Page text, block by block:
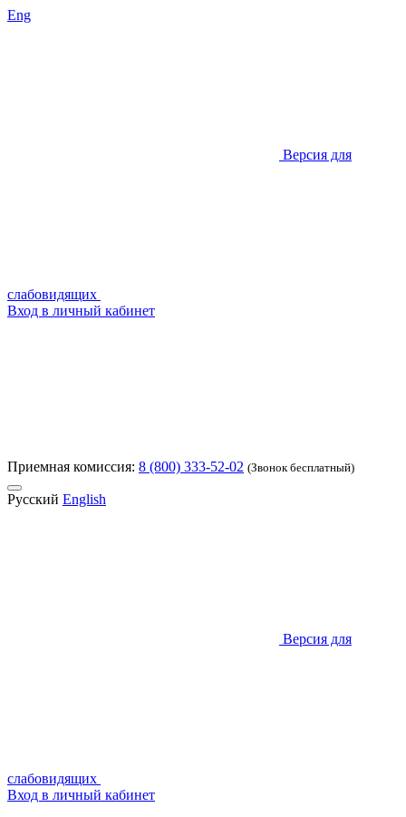
Eng
Версия для
слабовидящих
Вход в личный кабинет
Приемная комиссия: 8 (800) 333-52-02 (Звонок бесплатный)
Русский English
Версия для
слабовидящих
Вход в личный кабинет